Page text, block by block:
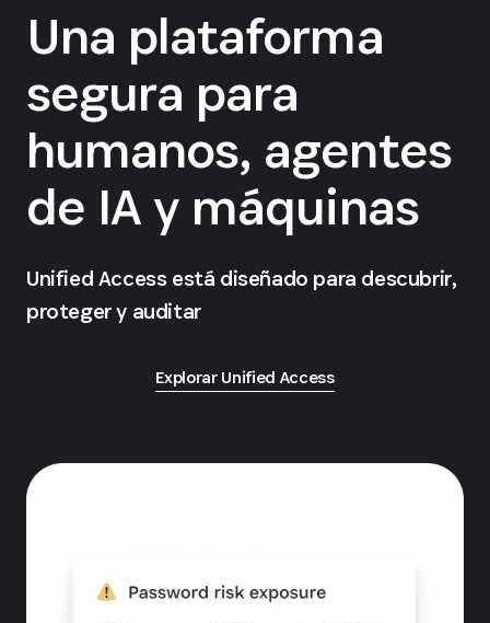
Una plataforma
segura para
humanos, agentes
de IA y máquinas
Unified Access está diseñado para descubrir,
proteger y auditar
Explorar Unified Access